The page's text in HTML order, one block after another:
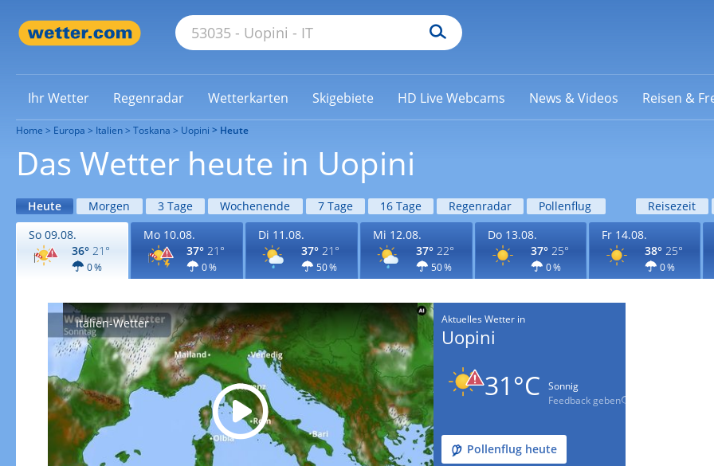
Ihr Wetter Regenradar Wetterkarten Skigebiete HD Live Webcams News & Videos Reisen &
Home Europa Italien Toskana Uopini Heute
Das Wetter heute in Uopini
Heute Morgen 3 Tage Wochenende 7 Tage 16 Tage Regenradar Pollenflug Reisezeit
So 09.08.
36° 21°
0 %
Mo 10.08.
37° 21°
0 %
Di 11.08.
37° 21°
50 %
Mi 12.08.
37° 22°
50 %
Do 13.08.
37° 25°
0 %
Fr 14.08.
38° 25°
0 %
Italien-Wetter Aktuelles Wetter in
Uopini
31°C
Sonnig
Feedback geben
Pollenflug heute